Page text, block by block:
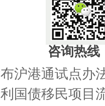
咨询热线
布沪港通试点办
国债移民项目